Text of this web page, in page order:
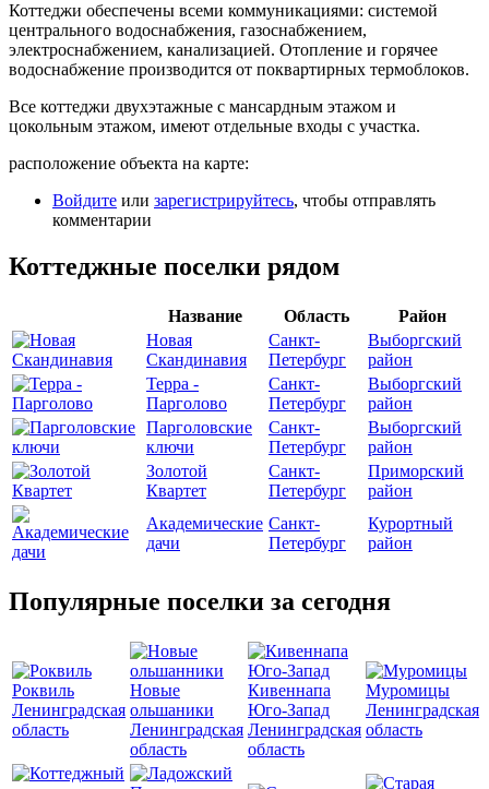
Коттеджи обеспечены всеми коммуникациями: системой
центрального водоснабжения, газоснабжением,
электроснабжением, канализацией. Отопление и горячее
водоснабжение производится от поквартирных термоблоков.
Все коттеджи двухэтажные с мансардным этажом и
цокольным этажом, имеют отдельные входы с участка.
расположение объекта на карте:
Войдите или зарегистрируйтесь, чтобы отправлять
комментарии
Коттеджные поселки рядом
Название Область
Район
Новая
Скандинавия
Санкт-
Петербург
Выборгский
район
Терра -
Парголово
Санкт-
Петербург
Выборгский
район
Парголовские
ключи
Санкт-
Петербург
Выборгский
район
Золотой
Квартет
Санкт-
Петербург
Приморский
район
Академические
дачи
Санкт-
Петербург
Курортный
район
Популярные поселки за сегодня
Роквиль
Ленинградская
область
Новые
ольшаники
Ленинградская
область
Кивеннапа
Юго-Запад
Ленинградская
область
Муромицы
Ленинградская
область